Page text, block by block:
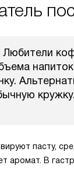
пасту,
аромат. В